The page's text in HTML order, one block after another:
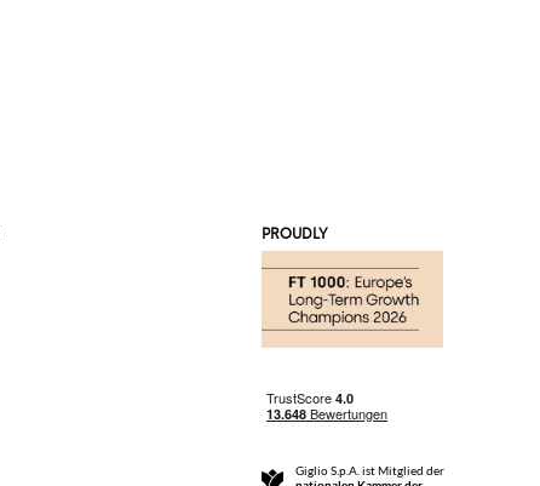
PROUDLY
Giglio S.p.A. ist Mitglied der